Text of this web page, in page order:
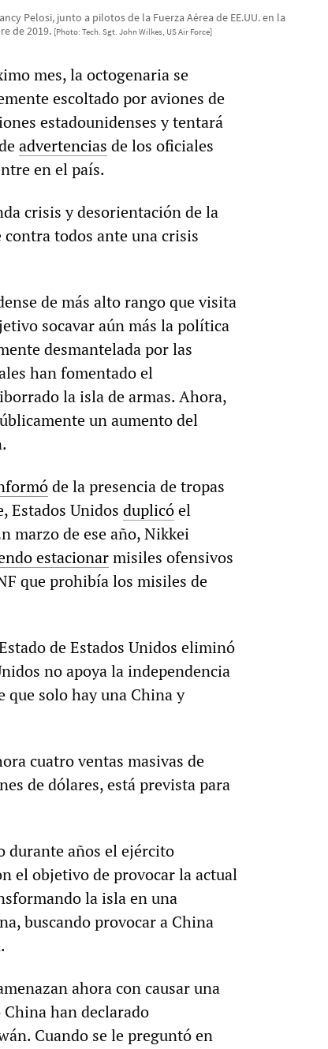
Pelosi, junto a pilotos de la Fuerza Aérea de EE.UU. en la
de 2019. [Photo: Tech. Sgt. John Wilkes, US Air Force]
mes, la octogenaria se
escoltado por aviones de
estadounidenses y tentará
advertencias de los oficiales
en el país.
crisis y desorientación de la
todos ante una crisis
de más alto rango que visita
socavar aún más la política
desmantelada por las
han fomentado el
la isla de armas. Ahora,
un aumento del
de la presencia de tropas
Estados Unidos duplicóel
marzo de ese año, Nikkei
estacionarmisiles ofensivos
que prohibía los misiles de
de Estados Unidos eliminó
no apoya la independencia
que solo hay una China y
cuatro ventas masivas de
de dólares, está prevista para
durante años el ejército
el objetivo de provocar la actual
la isla en una
buscando provocar a China
ahora con causar una
han declarado
Cuando se le preguntó en